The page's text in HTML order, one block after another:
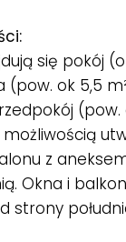
się pokój
ok 5,5
(pow.
z
Okna i
strony